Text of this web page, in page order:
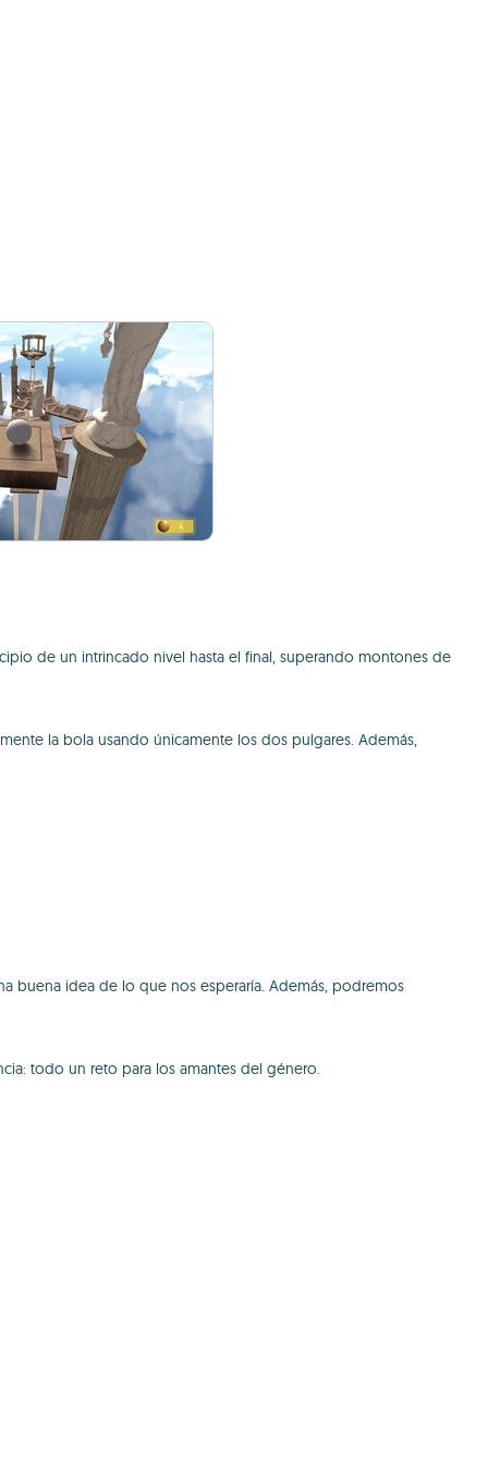
de un intrincado nivel hasta el final, superando montones de
la bola usando únicamente los dos pulgares. Además,
buena idea de lo que nos esperaría. Además, podremos
todo un reto para los amantes del género.